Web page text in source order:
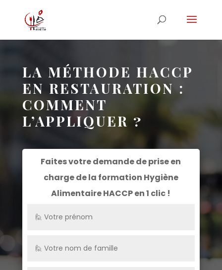
LA MÉTHODE HACCP
EN RESTAURATION :
COMMENT
L’APPLIQUER ?
Faites votre demande de prise en
charge de la formation Hygiène
Alimentaire HACCPen 1 clic !